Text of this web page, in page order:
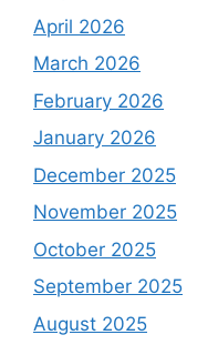
April 2026
March 2026
February 2026
January 2026
December 2025
November 2025
October 2025
September 2025
August 2025